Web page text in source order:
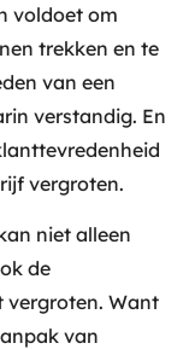
voldoet om
trekken en te
van een
verstandig. En
vergroten.
niet alleen
de
vergroten. Want
van